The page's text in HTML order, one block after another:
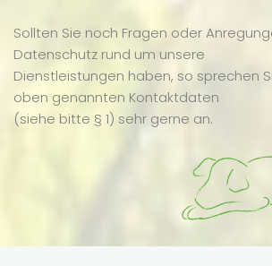
Sollten Sie noch Fragen oder
Datenschutz rund um unsere
Dienstleistungen haben, so sprechen
oben genannten Kontaktdaten
(siehe bitte § 1) sehr gerne an.